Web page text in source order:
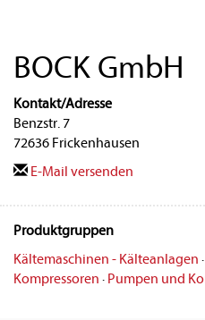
BOCK GmbH
Kontakt/Adresse
Benzstr. 7
72636 Frickenhausen
E-Mail versenden
Produktgruppen
Kältemaschinen - Kälteanlagen ·
Kompressoren · Pumpen und